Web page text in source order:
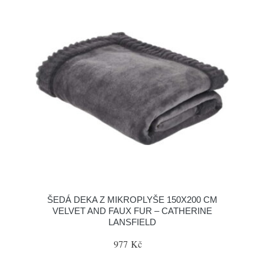
ŠEDÁ DEKA Z MIKROPLYŠE 150X200 CM
VELVET AND FAUX FUR – CATHERINE
LANSFIELD
977 Kč